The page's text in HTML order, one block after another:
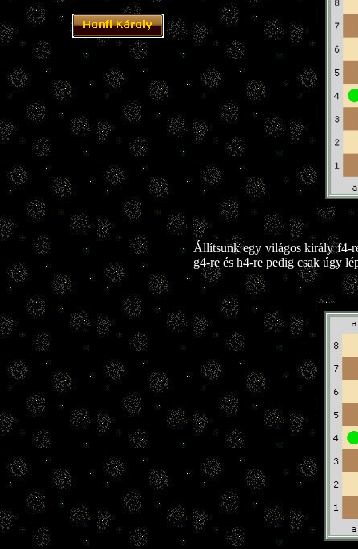
Állítsunk egy világos király f4-
g4-re és h4-re pedig csak úgy